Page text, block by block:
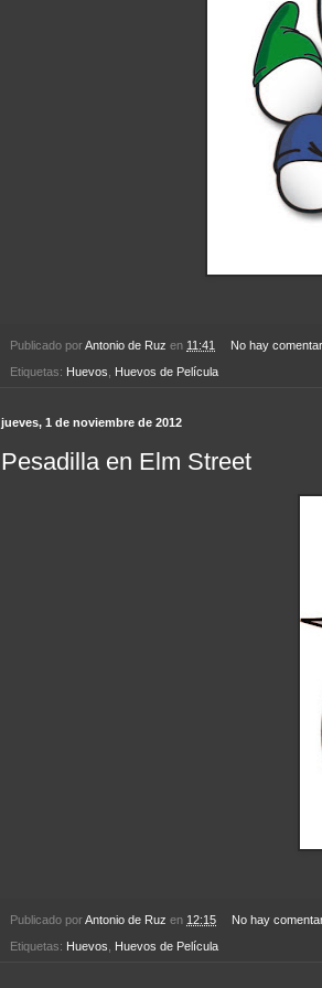
Publicado porAntonio de Ruz en 11:41 No hay
Etiquetas: Huevos Huevos de Película
jueves, 1 de noviembre de 2012
Pesadilla en Elm Street
Publicado porAntonio de Ruz en 12:15 No hay
Etiquetas: Huevos Huevos de Película